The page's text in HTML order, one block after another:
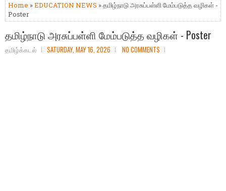
Home »EDUCATION NEWS » தமிழ்நாடு அரசுப்பள்ளி மேம்படுத்த வழிகள் -
Poster
தமிழ்நாடு அரசுப்பள்ளி மேம்படுத்த வழிகள் - Poster
தமிழ்க்கடல் SATURDAY, MAY 16, 2026 NO COMMENTS